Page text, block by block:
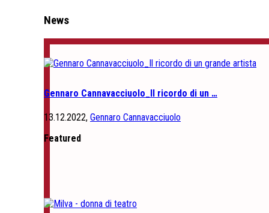
News
Gennaro Cannavacciuolo_Il ricordo di un …
13.12.2022, Gennaro Cannavacciuolo
Featured